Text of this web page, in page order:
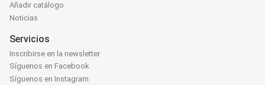
Añadir catálogo
Noticias
Servicios
Inscribirse en la newsletter
Síguenos en Facebook
Síguenos en Instagram